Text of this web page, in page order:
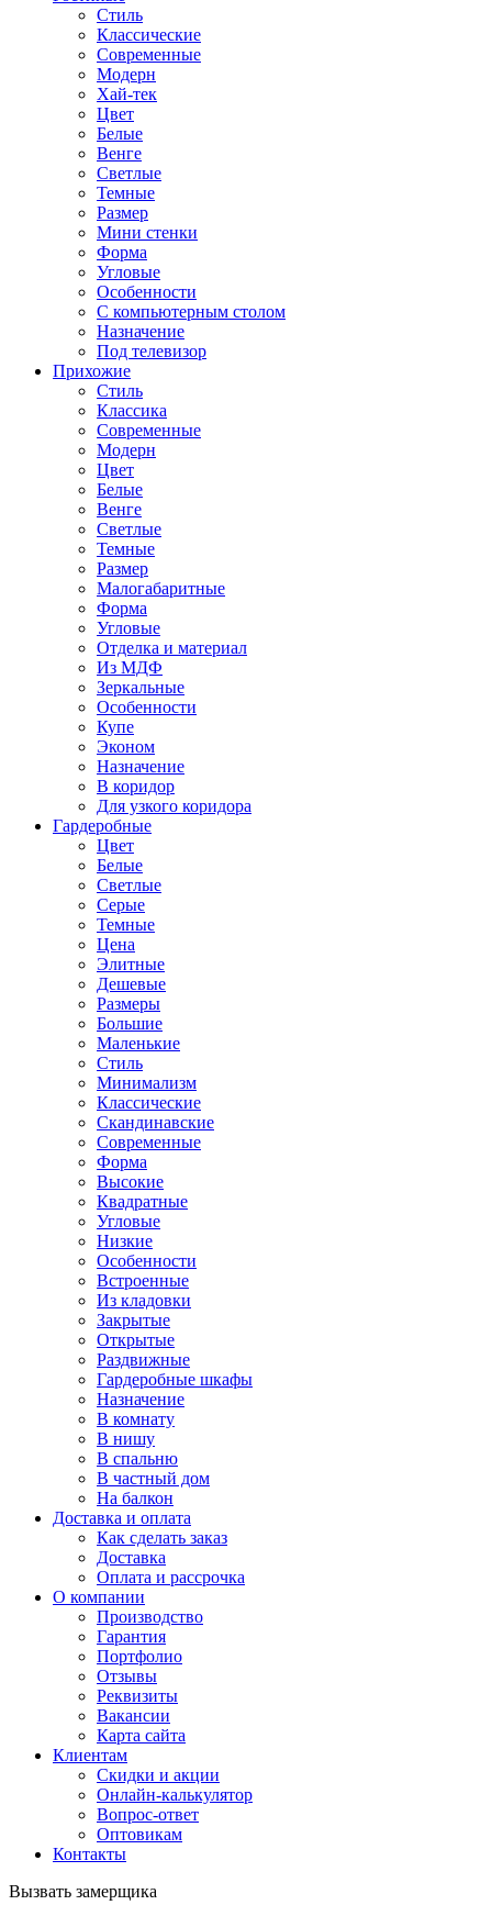
Стиль
Классические
Современные
Модерн
Хай-тек
Цвет
Белые
Венге
Светлые
Темные
Размер
Мини стенки
Форма
Угловые
Особенности
С компьютерным столом
Назначение
Под телевизор
Прихожие
Стиль
Классика
Современные
Модерн
Цвет
Белые
Венге
Светлые
Темные
Размер
Малогабаритные
Форма
Угловые
Отделка и материал
Из МДФ
Зеркальные
Особенности
Купе
Эконом
Назначение
В коридор
Для узкого коридора
Гардеробные
Цвет
Белые
Светлые
Серые
Темные
Цена
Элитные
Дешевые
Размеры
Большие
Маленькие
Стиль
Минимализм
Классические
Скандинавские
Современные
Форма
Высокие
Квадратные
Угловые
Низкие
Особенности
Встроенные
Из кладовки
Закрытые
Открытые
Раздвижные
Гардеробные шкафы
Назначение
В комнату
В нишу
В спальню
В частный дом
На балкон
Доставка и оплата
Как сделать заказ
Доставка
Оплата и рассрочка
О компании
Производство
Гарантия
Портфолио
Отзывы
Реквизиты
Вакансии
Карта сайта
Клиентам
Скидки и акции
Онлайн-калькулятор
Вопрос-ответ
Оптовикам
Контакты
Вызвать замерщика